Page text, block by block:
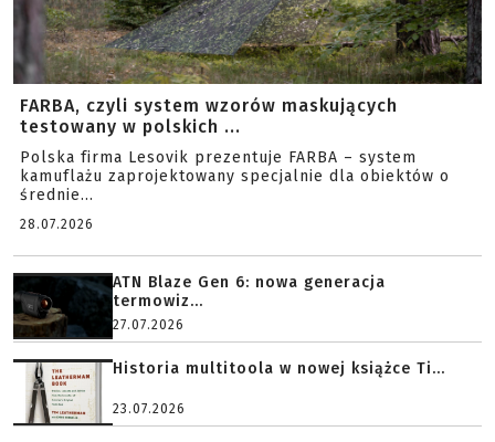
FARBA, czyli system wzorów maskujących
testowany w polskich ...
Polska firma Lesovik prezentuje FARBA – system
kamuflażu zaprojektowany specjalnie dla obiektów o
średnie...
28.07.2026
ATN Blaze Gen 6: nowa generacja
termowiz...
27.07.2026
Historia multitoola w nowej książce Ti...
23.07.2026